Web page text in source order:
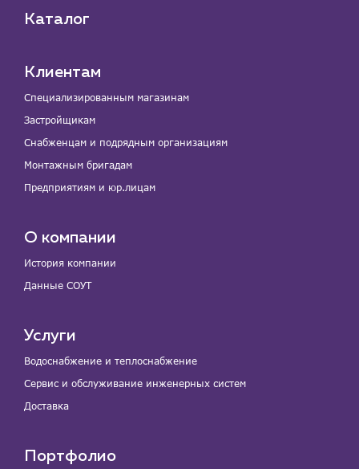
Каталог
Клиентам
Специализированным магазинам
Застройщикам
Снабженцам и подрядным организациям
Монтажным бригадам
Предприятиям и юр.лицам
О компании
История компании
Данные СОУТ
Услуги
Водоснабжение и теплоснабжение
Сервис и обслуживание инженерных систем
Доставка
Портфолио